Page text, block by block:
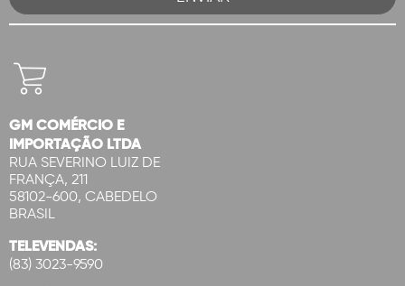
GM COMÉRCIO E
IMPORTAÇÃO LTDA
RUA SEVERINO LUIZ DE
FRANÇA, 211
58102-600, CABEDELO
BRASIL
TELEVENDAS:
(83) 3023-9590